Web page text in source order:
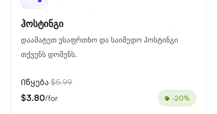
ჰოსტინგი
დაამატეთ უსაფრთხო და საიმედო ჰოსტინგი
თქვენს დომენს.
Იწყება $5.99
$3.80/for -20%